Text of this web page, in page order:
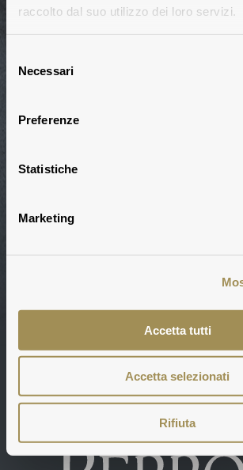
raccolto dal suo utilizzo dei loro servizi.
delNecessari
Preferenze
Statistiche
Marketing
Accetta tutti
Accetta selezionati
Rifiuta
Chianti Classico
SCOPRI DI PIÙ